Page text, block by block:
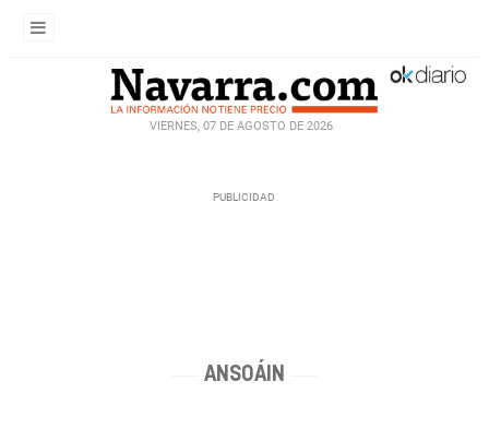
VIERNES, 07 DE AGOSTO DE 2026
ANSOÁIN